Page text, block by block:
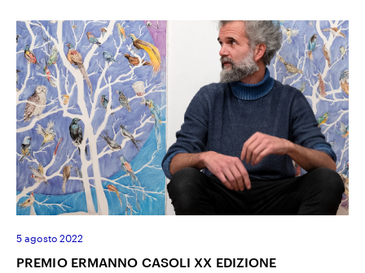
5 agosto 2022
PREMIO ERMANNO CASOLI XX EDIZIONE